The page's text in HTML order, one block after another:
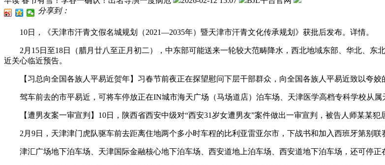
分享到：
10日，《天津市汗青文假名城规划（2021—2035年）暨天津市汗青文化传承规划》获批后发布。详情。
2月15日至18日（腊月廿八至正月初二），中东部可能送来一轮较大范畴降水，西北地域东部、华北、东
近关心临近预告。
【习总向全国各族人平易近贺年】习春节前夜正在探望慰问下层干部群众，向全国各族人平易近致以夸姣
驾车前去的市平易近，可将车停放正在IN城市海天广场（马场道店）泊车场、天津医学高档专科学校从属
【遭男友案一审宣判】10日，陕西省西安中级对“西安31岁女遭男友”案件做出一审宣判，被告人师某某犯
2月9日，天津津门虎队驱车前去距离住地两个多小时车程的比利亚雷亚尔市，下战书和加入西班牙第别联
津汇广场地下泊车场、天津国际金融核心地下泊车场、西安道地上泊车场、西安道地下泊车场，还可停正